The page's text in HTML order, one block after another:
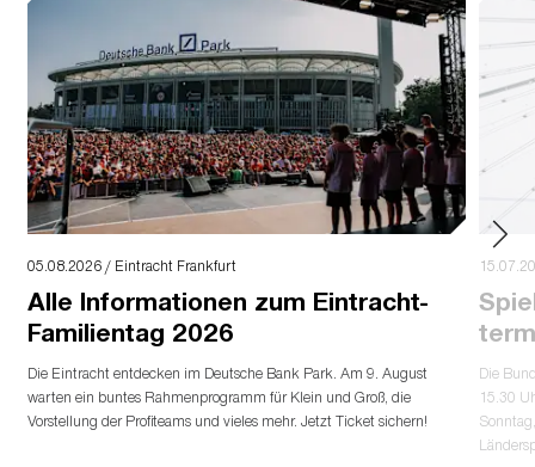
05.08.2026 / Eintracht Frankfurt
Alle Informationen zum Eintracht-
Familientag 2026
Die Eintracht entdecken im Deutsche Bank Park. Am 9. August
warten ein buntes Rahmenprogramm für Klein und Groß, die
Vorstellung der Profiteams und vieles mehr. Jetzt Ticket sichern!
Die
15.30